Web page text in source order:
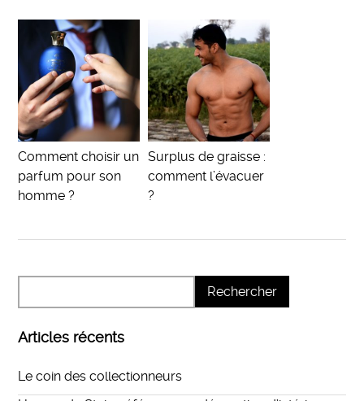
Comment choisir un
parfum pour son
homme ?
Surplus de graisse :
comment l’évacuer
?
Articles récents
Le coin des collectionneurs